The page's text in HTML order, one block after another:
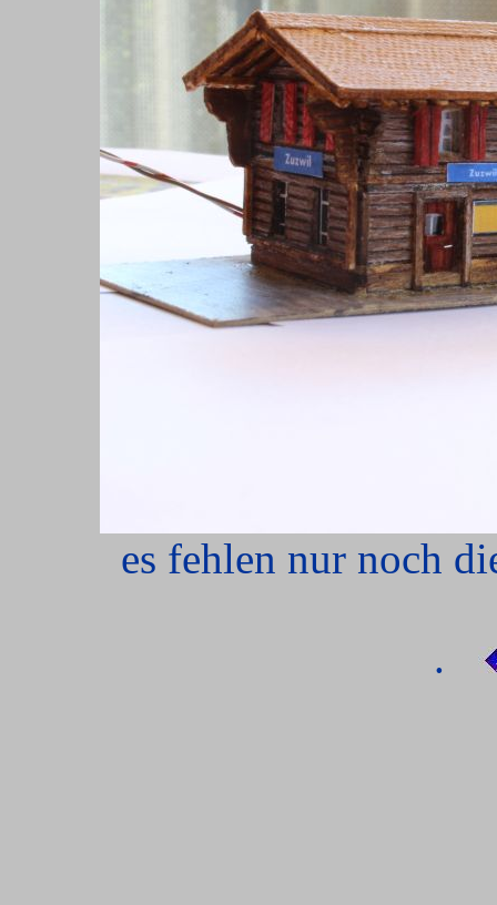
es fehlen nur noch
.